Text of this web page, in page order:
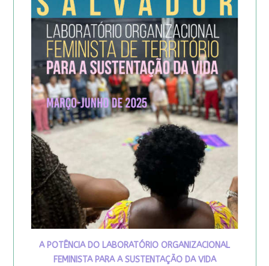
A POTÊNCIA DO LABORATÓRIO ORGANIZACIONAL
FEMINISTA PARA A SUSTENTAÇÃO DA VIDA